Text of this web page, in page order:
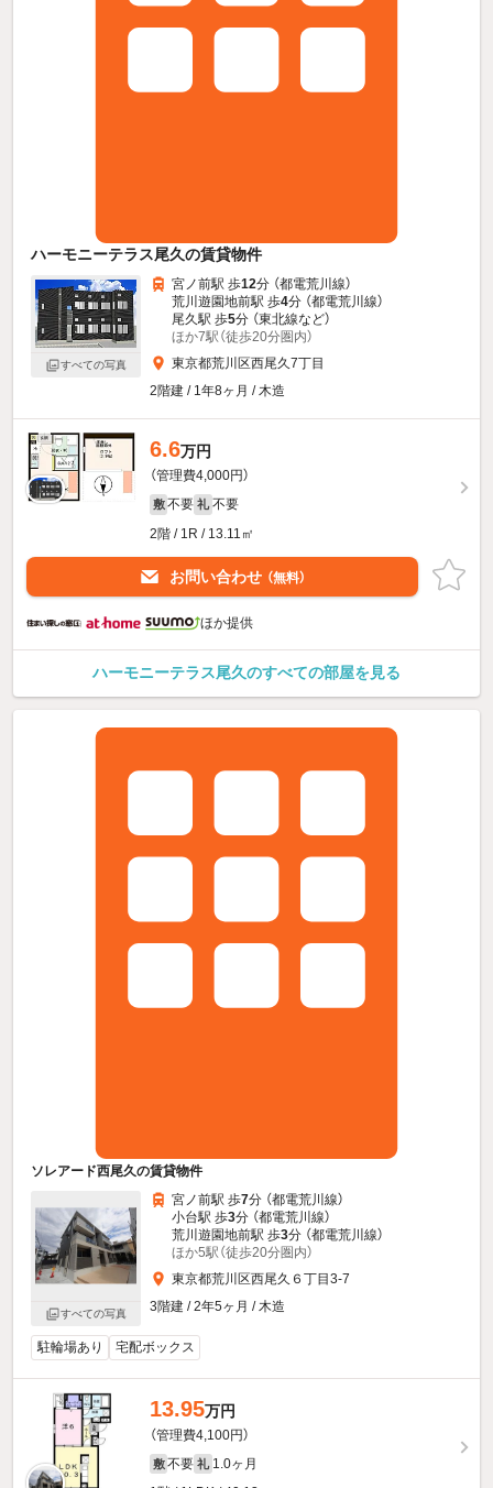
ハーモニーテラス尾久の賃貸物件
すべての写真
宮ノ前駅 歩12分 （都電荒川線）
荒川遊園地前駅 歩4分 （都電荒川線）
尾久駅 歩5分 （東北線など）
ほか7駅（徒歩20分圏内）
東京都荒川区西尾久7丁目
2階建 / 1年8ヶ月 / 木造
6.6万円
（管理費4,000円）
敷 不要 礼 不要
2階 / 1R / 13.11㎡
お問い合わせ （無料）
ほか提供
ハーモニーテラス尾久のすべての部屋を見る
ソレアード西尾久の賃貸物件
すべての写真
宮ノ前駅 歩7分 （都電荒川線）
小台駅 歩3分 （都電荒川線）
荒川遊園地前駅 歩3分 （都電荒川線）
ほか5駅（徒歩20分圏内）
東京都荒川区西尾久６丁目3-7
3階建 / 2年5ヶ月 / 木造
駐輪場あり 宅配ボックス
13.95万円
（管理費4,100円）
敷 不要 礼 1.0ヶ月